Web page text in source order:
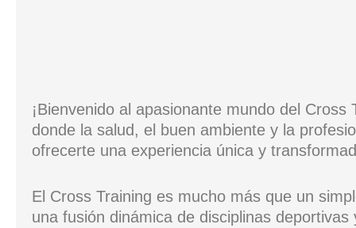
¡Bienvenido al apasionante mundo del Cross
donde la salud, el buen ambiente y la
ofrecerte una experiencia única y
El Cross Training es mucho más que un
una fusión dinámica de disciplinas